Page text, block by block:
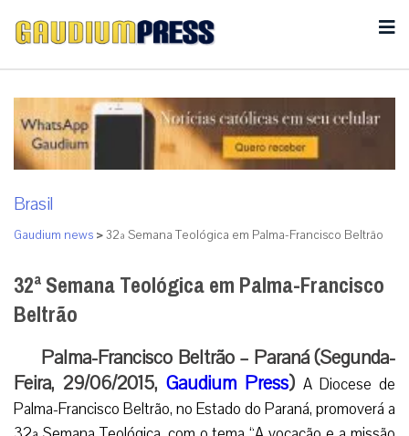
Brasil
Gaudium news >32ª Semana Teológica em Palma-Francisco Beltrão
32ª Semana Teológica em Palma-Francisco
Beltrão
Palma-Francisco Beltrão – Paraná (Segunda-
Feira, 29/06/2015, Gaudium Press) A Diocese de
Palma-Francisco Beltrão, no Estado do Paraná, promoverá a